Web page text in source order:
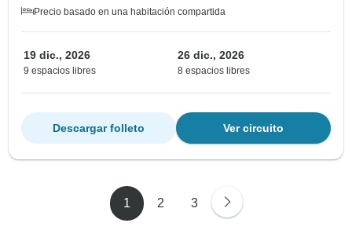
Precio basado en una habitación compartida
19 dic., 2026
9 espacios libres
26 dic., 2026
8 espacios libres
Ver circuito
Descargar folleto
1 2 3